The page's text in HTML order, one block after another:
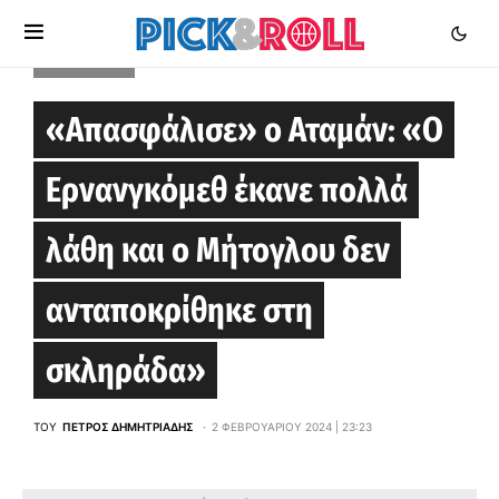
«Απασφάλισε» ο Αταμάν: «Ο
Ερνανγκόμεθ έκανε πολλά
λάθη και ο Μήτογλου δεν
ανταποκρίθηκε στη
σκληράδα»
ΤΟΥ ΠΈΤΡΟΣ ΔΗΜΗΤΡΙΆΔΗΣ 2 ΦΕΒΡΟΥΑΡΊΟΥ 2024 | 23:23